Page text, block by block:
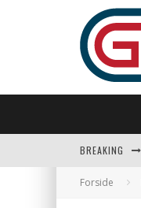
BREAKING
Forside